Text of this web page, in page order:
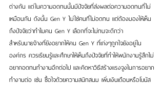
ต่างกัน แต่ในความอดทนนั้นมีปัจจัยที่ส่งผลต่อความอดทนที่ไม่
เหมือนกัน ดังนั้น Gen Y ไม่ใช่คนที่ไม่อดทน แต่ต้องมองให้เห็น
ถึงปัจจัยว่าทำไมคน Gen Y เลือกที่จะไม่ทนจะดีกว่า
สำหรับนายจ้างที่ยังอยากให้คน Gen Y ที่เก่งๆถูกใจยังอยู่ใน
องค์กร ควรเรียนรู้และศึกษาให้เห็นถึงปัจจัยที่ทำให้พนักงานรู้สึกไม่
อยากอดทนทำงานอีกต่อไป และคิดหาวิธีสร้างแรงจูงในการอยาก
ทำงานต่อ เช่น ซื้อใจด้วยความสนิทสนม เพิ่มเงินเดือนหรือโบนัส